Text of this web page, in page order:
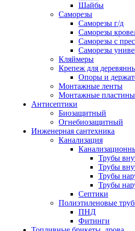
Шайбы
Саморезы
Саморезы г/д
Саморезы
Саморезы с
Саморезы
Кляймеры
Крепеж для
Опоры и
Монтажные ленты
Монтажные пластины
Антисептики
Биозащитный
Огнебиозащитный
Инженерная сантехника
Канализация
Трубы
Трубы
Трубы
Трубы
Септики
Полиэтиленовые
ПНД
Фитинги